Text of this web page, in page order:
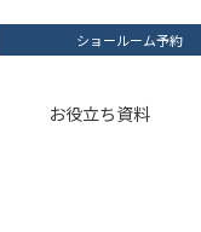
ショールーム予約
お役立ち資料